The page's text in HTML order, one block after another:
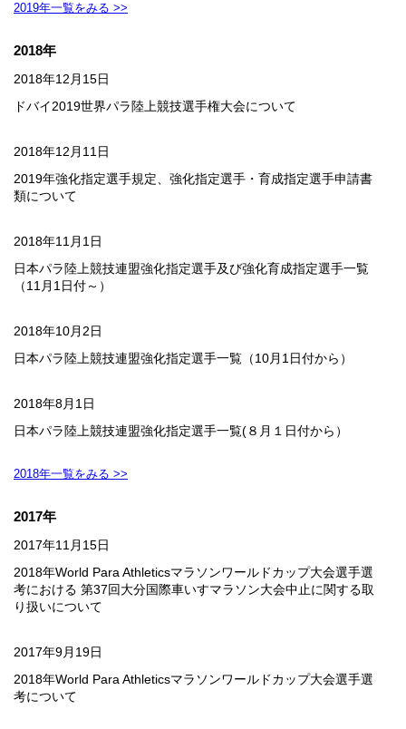
2019年一覧をみる >>
2018年
2018年12月15日
ドバイ2019世界パラ陸上競技選手権大会について
2018年12月11日
2019年強化指定選手規定、強化指定選手・育成指定選手申請書
類について
2018年11月1日
日本パラ陸上競技連盟強化指定選手及び強化育成指定選手一覧
（11月1日付～）
2018年10月2日
日本パラ陸上競技連盟強化指定選手一覧（10月1日付から）
2018年8月1日
日本パラ陸上競技連盟強化指定選手一覧(８月１日付から）
2018年一覧をみる >>
2017年
2017年11月15日
2018年World Para Athleticsマラソンワールドカップ大会選手選
考における 第37回大分国際車いすマラソン大会中止に関する取
り扱いについて
2017年9月19日
2018年World Para Athleticsマラソンワールドカップ大会選手選
考について